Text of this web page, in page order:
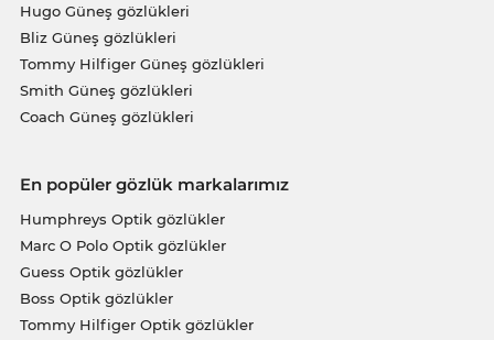
Hugo Güneş gözlükleri
Bliz Güneş gözlükleri
Tommy Hilfiger Güneş gözlükleri
Smith Güneş gözlükleri
Coach Güneş gözlükleri
En popüler gözlük markalarımız
Humphreys Optik gözlükler
Marc O Polo Optik gözlükler
Guess Optik gözlükler
Boss Optik gözlükler
Tommy Hilfiger Optik gözlükler